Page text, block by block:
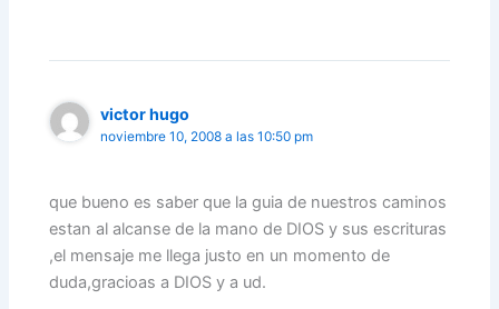
victor hugo
noviembre 10, 2008 a las 10:50 pm
que bueno es saber que la guia de nuestros caminos
estan al alcanse de la mano de DIOS y sus escrituras
,el mensaje me llega justo en un momento de
duda,gracioas a DIOS y a ud.